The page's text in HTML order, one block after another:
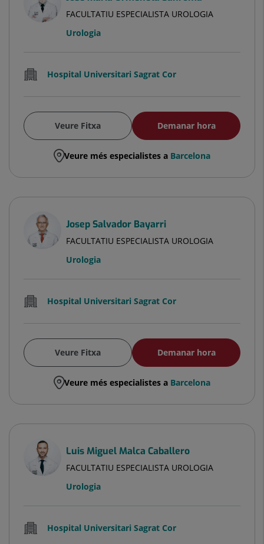
FACULTATIU ESPECIALISTA UROLOGIA
Urologia
Hospital Universitari Sagrat Cor
Veure Fitxa Demanar hora
Veure més especialistes a Barcelona
Josep Salvador Bayarri
FACULTATIU ESPECIALISTA UROLOGIA
Urologia
Hospital Universitari Sagrat Cor
Veure Fitxa Demanar hora
Veure més especialistes a Barcelona
Luis Miguel Malca Caballero
FACULTATIU ESPECIALISTA UROLOGIA
Urologia
Hospital Universitari Sagrat Cor